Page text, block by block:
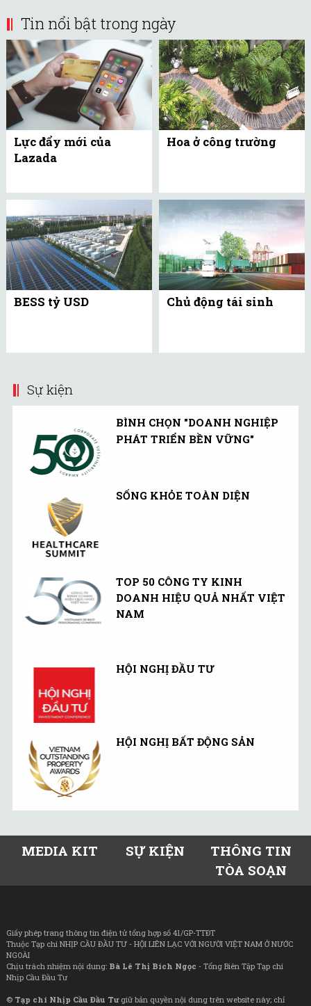
Tin nổi bật trong ngày
Lực đẩy mới của
Lazada
Hoa ở công trường
BESS tỷ USD Chủ động tái sinh
Sự kiện
BÌNH CHỌN "DOANH NGHIỆP
PHÁT TRIỂN BỀN VỮNG"
SỐNG KHỎE TOÀN DIỆN
TOP 50 CÔNG TY KINH
DOANH HIỆU QUẢ NHẤT VIỆT
NAM
HỘI NGHỊ ĐẦU TƯ
HỘI NGHỊ BẤT ĐỘNG SẢN
MEDIA KIT SỰ KIỆN
THÔNG TIN
TÒA SOẠN
Giấy phép trang thông tin điện tử tổng hợp số 41/GP-TTĐT
Thuộc Tạp chí NHỊP CẦU ĐẦU TƯ - HỘI LIÊN LẠC VỚI NGƯỜI VIỆT NAM Ở NƯỚC
NGOÀI
Chịu trách nhiệm nội dung: Bà Lê Thị Bích Ngọc - Tổng Biên Tập Tạp chí
Nhịp Cầu Đầu Tư
© Tạp chí Nhịp Cầu Đầu Tưgiữ bản quyền nội dung trên website này; chỉ